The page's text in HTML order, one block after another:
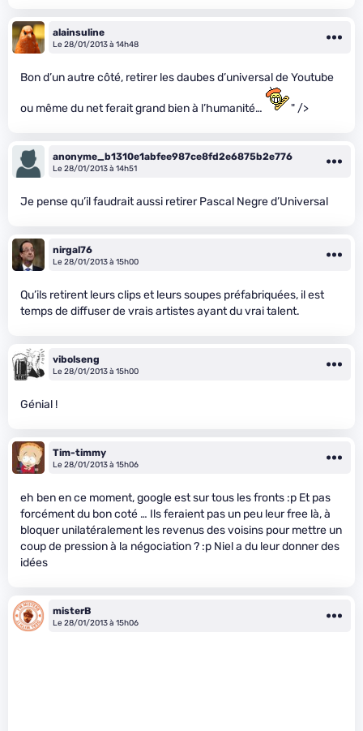
alainsuline
Le 28/01/2013 à 14h48
Bon d’un autre côté, retirer les daubes d’universal de Youtube
ou même du net ferait grand bien à l’humanité… " />
anonyme_b1310e1abfee987ce8fd2e6875b2e776
Le 28/01/2013 à 14h51
Je pense qu’il faudrait aussi retirer Pascal Negre d’Universal
nirgal76
Le 28/01/2013 à 15h00
Qu’ils retirent leurs clips et leurs soupes préfabriquées, il est
temps de diffuser de vrais artistes ayant du vrai talent.
vibolseng
Le 28/01/2013 à 15h00
Génial !
Tim-timmy
Le 28/01/2013 à 15h06
eh ben en ce moment, google est sur tous les fronts :p Et pas
forcément du bon coté … Ils feraient pas un peu leur free là, à
bloquer unilatéralement les revenus des voisins pour mettre un
coup de pression à la négociation ? :p Niel a du leur donner des
idées
misterB
Le 28/01/2013 à 15h06